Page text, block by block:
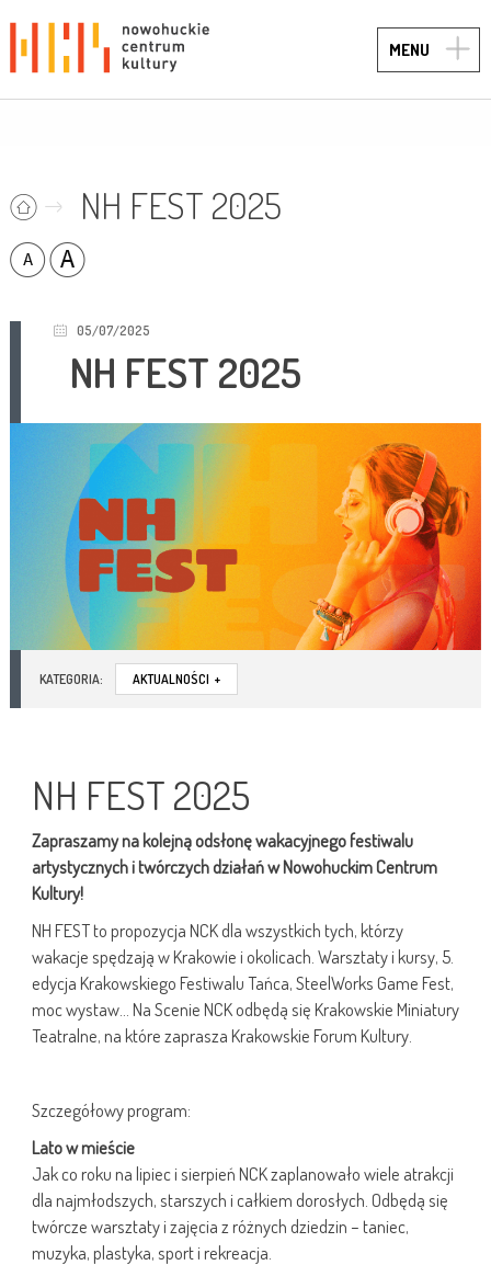
MENU
NH FEST 2025
05/07/2025
NH FEST 2025
KATEGORIA: AKTUALNOŚCI +
NH FEST 2025
Zapraszamy na kolejną odsłonę wakacyjnego festiwalu
artystycznych i twórczych działań w Nowohuckim Centrum
Kultury!
NH FEST to propozycja NCK dla wszystkich tych, którzy
wakacje spędzają w Krakowie i okolicach. Warsztaty i kursy, 5.
edycja Krakowskiego Festiwalu Tańca, SteelWorks Game Fest,
moc wystaw… Na Scenie NCK odbędą się Krakowskie Miniatury
Teatralne, na które zaprasza Krakowskie Forum Kultury.
Szczegółowy program:
Lato w mieście
Jak co roku na lipiec i sierpień NCK zaplanowało wiele atrakcji
dla najmłodszych, starszych i całkiem dorosłych. Odbędą się
twórcze warsztaty i zajęcia z różnych dziedzin – taniec,
muzyka, plastyka, sport i rekreacja.